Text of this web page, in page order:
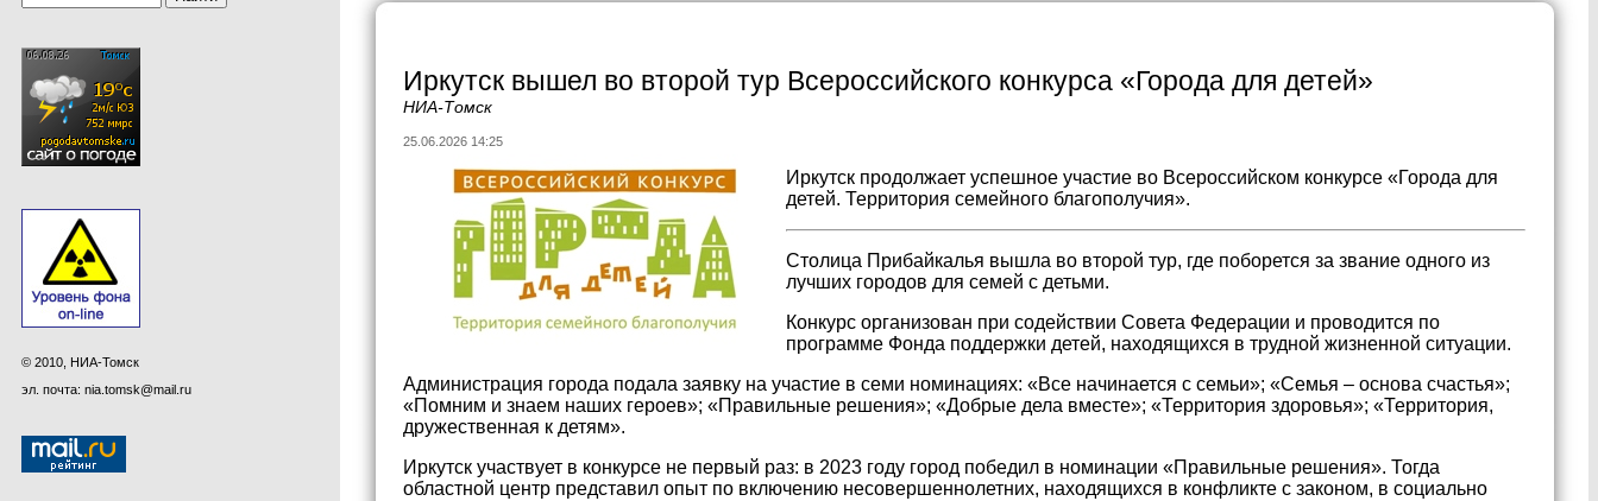
© 2010, НИА-Томск
эл. почта: nia.tomsk@mail.ru
Иркутск вышел во второй тур Всероссийского конкурса «Города для детей»
НИА-Томск
25.06.2026 14:25
Иркутск продолжает успешное участие во Всероссийском конкурсе «Города для
детей. Территория семейного благополучия».
Столица Прибайкалья вышла во второй тур, где поборется за звание одного из
лучших городов для семей с детьми.
Конкурс организован при содействии Совета Федерации и проводится по
программе Фонда поддержки детей, находящихся в трудной жизненной ситуации.
Администрация города подала заявку на участие в семи номинациях: «Все начинается с семьи»; «Семья – основа счастья»;
«Помним и знаем наших героев»; «Правильные решения»; «Добрые дела вместе»; «Территория здоровья»; «Территория,
дружественная к детям».
Иркутск участвует в конкурсе не первый раз: в 2023 году город победил в номинации «Правильные решения». Тогда
областной центр представил опыт по включению несовершеннолетних, находящихся в конфликте с законом, в социально